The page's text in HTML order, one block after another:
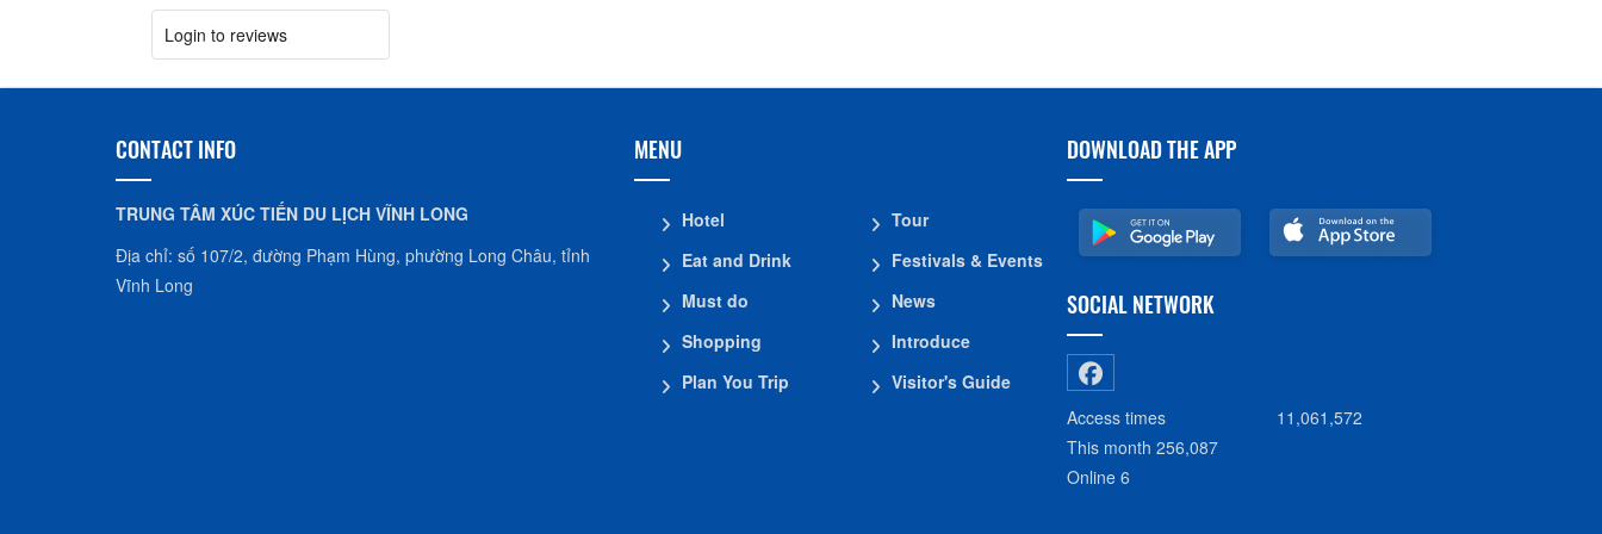
Login to reviews
CONTACT INFO
TRUNG TÂM XÚC TIẾN DU LỊCH VĨNH LONG
Địa chỉ: số 107/2, đường Phạm Hùng, phường Long Châu, tỉnh
Vĩnh Long
MENU
Hotel
Eat and Drink
Must do
Shopping
Plan You Trip
Tour
Festivals & Events
News
Introduce
Visitor's Guide
DOWNLOAD THE APP
SOCIAL NETWORK
Access times
11,061,572
This month 256,087
Online 6